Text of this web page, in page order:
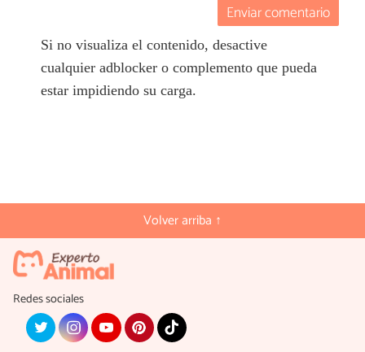
Enviar comentario
Si no visualiza el contenido, desactive
cualquier adblocker o complemento que pueda
estar impidiendo su carga.
Volver arriba ↑
Redes sociales